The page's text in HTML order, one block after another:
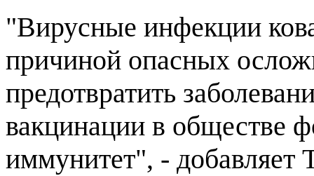
"Вирусные инфекции
причиной опасных
предотвратить
вакцинации в обществе
иммунитет", - добавляет